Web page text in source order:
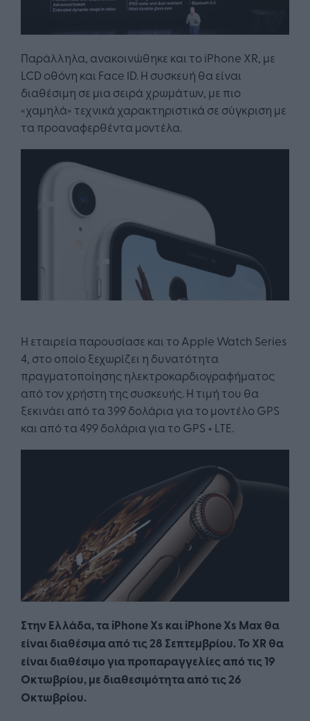
Παράλληλα, ανακοινώθηκε και το iPhone XR, με
LCD οθόνη και Face ID. Η συσκευή θα είναι
διαθέσιμη σε μια σειρά χρωμάτων, με πιο
«χαμηλά» τεχνικά χαρακτηριστικά σε σύγκριση με
τα προαναφερθέντα μοντέλα.
Η εταιρεία παρουσίασε και το Apple Watch Series
4, στο οποίο ξεχωρίζει η δυνατότητα
πραγματοποίησης ηλεκτροκαρδιογραφήματος
από τον χρήστη της συσκευής. Η τιμή του θα
ξεκινάει από τα 399 δολάρια για το μοντέλο GPS
και από τα 499 δολάρια για το GPS + LTE.
Στην Ελλάδα, τα iPhone Xs και iPhone Xs Max θα
είναι διαθέσιμα από τις 28 Σεπτεμβρίου. Το XR θα
είναι διαθέσιμο για προπαραγγελίες από τις 19
Οκτωβρίου, με διαθεσιμότητα από τις 26
Οκτωβρίου.